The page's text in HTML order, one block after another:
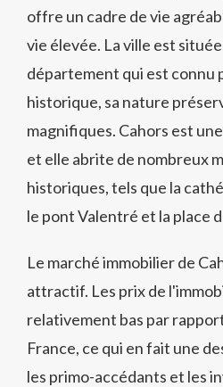
offre un cadre de vie
vie élevée. La ville est
département qui est connu
historique, sa nature
magnifiques. Cahors est
et elle abrite de nombreux
historiques, tels que la
le pont Valentré et la place
Le marché immobilier de
attractif. Les prix de
relativement bas par
France, ce qui en fait une
les primo-accédants et les